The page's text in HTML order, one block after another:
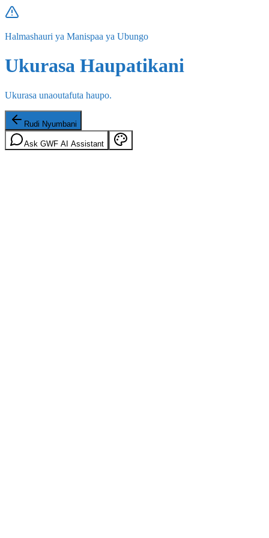
Halmashauri ya Manispaa ya Ubungo
Ukurasa Haupatikani
Ukurasa unaoutafuta haupo.
Rudi Nyumbani
Ask GWF AI Assistant